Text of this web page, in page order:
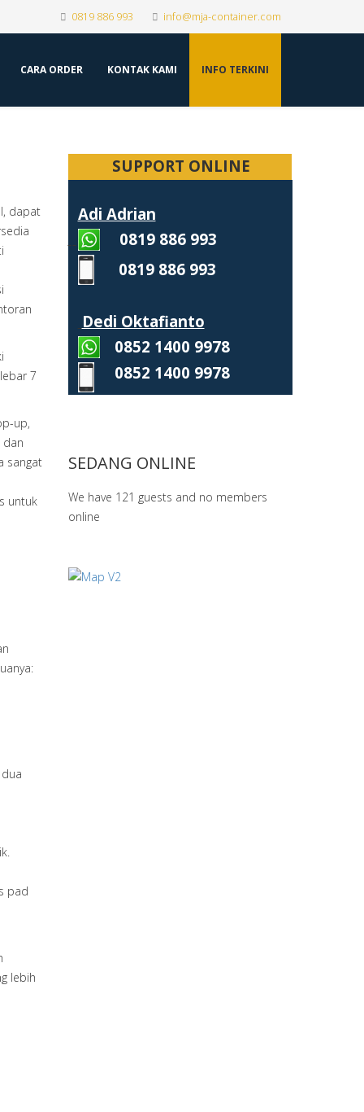
0819 886 993 info@mja-container.com
CARA ORDER KONTAK KAMI INFO TERKINI
dapat
7
up,
dan
sangat
untuk
pad
lebih
SUPPORT ONLINE
Adi Adrian
0819 886 993
0819 886 993
Dedi Oktafianto
0852 1400 9978
0852 1400 9978
SEDANG ONLINE
We have 121 guests and no members
online